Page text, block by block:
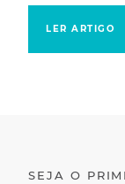
LER ARTIGO
SEJA O